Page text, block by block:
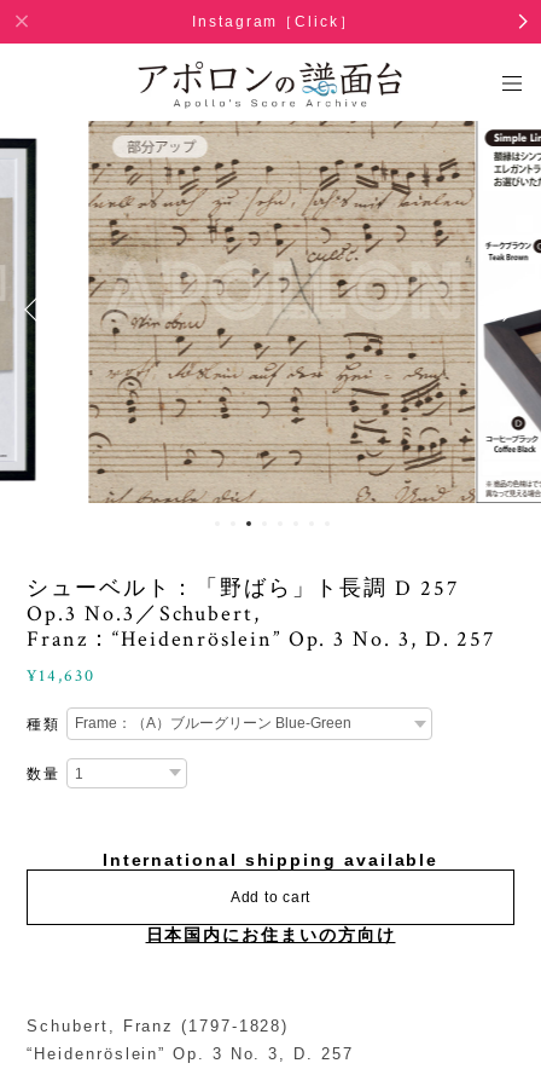
Instagram［Click］
シューベルト：「野ばら」ト長調 D 257
Op.3 No.3／Schubert,
Franz：“Heidenröslein” Op. 3 No. 3, D. 257
¥14,630
種類
数量
International shipping available
Add to cart
日本国内にお住まいの方向け
Schubert, Franz (1797-1828)
“Heidenröslein” Op. 3 No. 3, D. 257